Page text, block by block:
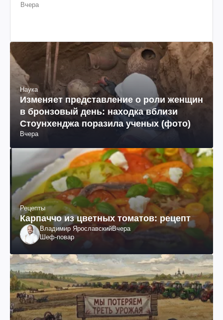
Вчера
Наука
Изменяет представление о роли женщин
в бронзовый день: находка вблизи
Стоунхенджа поразила ученых (фото)
Вчера
Рецепты
Карпаччо из цветных томатов: рецепт
Владимир ЯрославскийВчера
Шеф-повар